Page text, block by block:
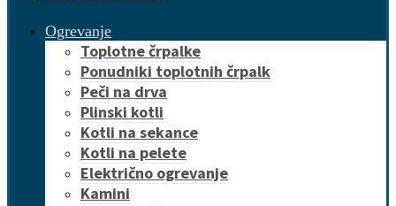
Ogrevanje
Toplotne črpalke
Ponudniki toplotnih črpalk
Peči na drva
Plinski kotli
Kotli na sekance
Kotli na pelete
Električno ogrevanje
Kamini